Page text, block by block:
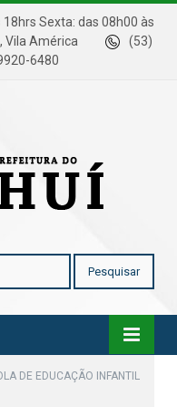
Sexta: das 08h00 às
Vila América
(53)
6480
DE EDUCAÇÃO INFANTIL